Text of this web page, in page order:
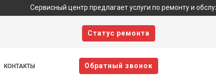
центр предлагает услуги по ремонту и
Cтатус ремонта
КОНТАКТЫ Oбратный звонок